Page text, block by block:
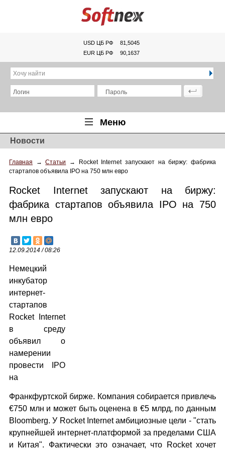
USD ЦБ РФ
81,5045
EUR ЦБ РФ
90,1637
Хочу найти
Логин Пароль
Меню
Главная
Обзоры
Новинки
Статьи
Новости
Главная →Статьи →
Rocket Internet запускают на биржу: фабрика
стартапов объявила IPO на 750 млн евро
Rocket Internet запускают на биржу:
фабрика стартапов объявила IPO на 750
млн евро
12.09.2014 / 08:26
Немецкий
инкубатор
интернет-
стартапов
Rocket Internet
в среду
объявил о
намерении
провести IPO
на
Франкфуртской бирже. Компания собирается привлечь
€750 млн и может быть оценена в €5 млрд, по данным
Bloomberg. У Rocket Internet амбициозные цели - "стать
крупнейшей интернет-платформой за пределами США
и Китая". Фактически это означает, что Rocket хочет